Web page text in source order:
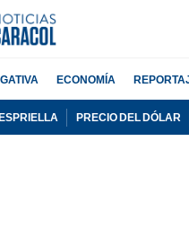
ECONOMÍA
PRECIO DEL DÓLAR